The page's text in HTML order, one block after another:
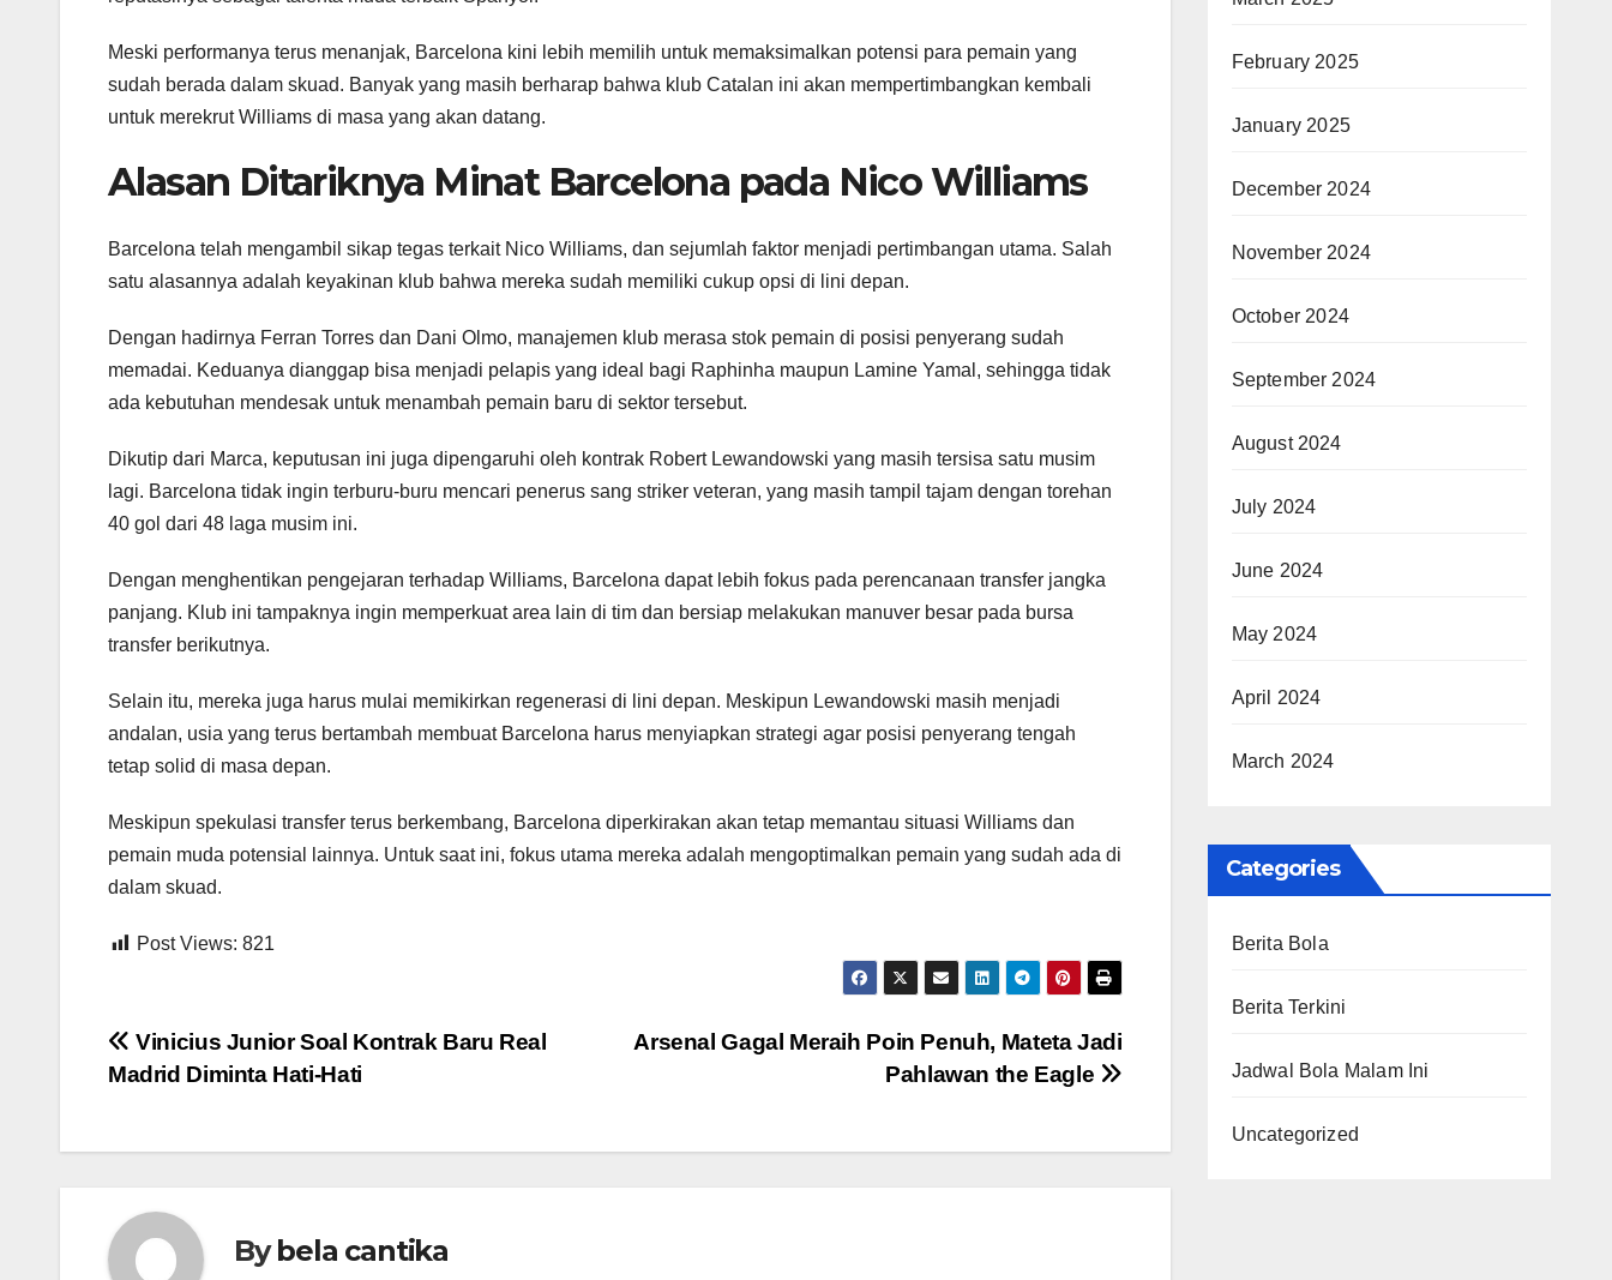
Meski performanya terus menanjak, Barcelona kini lebih memilih untuk memaksimalkan potensi para pemain yang
sudah berada dalam skuad. Banyak yang masih berharap bahwa klub Catalan ini akan mempertimbangkan kembali
untuk merekrut Williams di masa yang akan datang.
Alasan Ditariknya Minat Barcelona pada Nico Williams
Barcelona telah mengambil sikap tegas terkait Nico Williams, dan sejumlah faktor menjadi pertimbangan utama. Salah
satu alasannya adalah keyakinan klub bahwa mereka sudah memiliki cukup opsi di lini depan.
Dengan hadirnya Ferran Torres dan Dani Olmo, manajemen klub merasa stok pemain di posisi penyerang sudah
memadai. Keduanya dianggap bisa menjadi pelapis yang ideal bagi Raphinha maupun Lamine Yamal, sehingga tidak
ada kebutuhan mendesak untuk menambah pemain baru di sektor tersebut.
Dikutip dari Marca, keputusan ini juga dipengaruhi oleh kontrak Robert Lewandowski yang masih tersisa satu musim
lagi. Barcelona tidak ingin terburu-buru mencari penerus sang striker veteran, yang masih tampil tajam dengan torehan
40 gol dari 48 laga musim ini.
Dengan menghentikan pengejaran terhadap Williams, Barcelona dapat lebih fokus pada perencanaan transfer jangka
panjang. Klub ini tampaknya ingin memperkuat area lain di tim dan bersiap melakukan manuver besar pada bursa
transfer berikutnya.
Selain itu, mereka juga harus mulai memikirkan regenerasi di lini depan. Meskipun Lewandowski masih menjadi
andalan, usia yang terus bertambah membuat Barcelona harus menyiapkan strategi agar posisi penyerang tengah
tetap solid di masa depan.
Meskipun spekulasi transfer terus berkembang, Barcelona diperkirakan akan tetap memantau situasi Williams dan
pemain muda potensial lainnya. Untuk saat ini, fokus utama mereka adalah mengoptimalkan pemain yang sudah ada di
dalam skuad.
Post Views: 821
Post
Arsenal Gagal Meraih Poin Penuh, Mateta Jadi
Pahlawan the Eagle
Vinicius Junior Soal Kontrak Baru Real
Madrid Diminta Hati-Hati
Bybela cantika
February 2025
January 2025
December 2024
November 2024
October 2024
September 2024
August 2024
July 2024
June 2024
May 2024
April 2024
March 2024
Categories
Berita Bola
Berita Terkini
Jadwal Bola Malam Ini
Uncategorized